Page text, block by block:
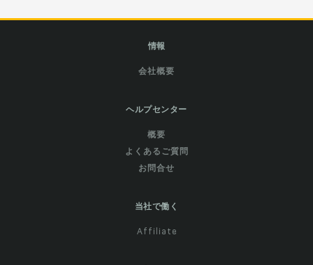
情報
会社概要
ヘルプセンター
概要
よくあるご質問
お問合せ
当社で働く
Affiliate